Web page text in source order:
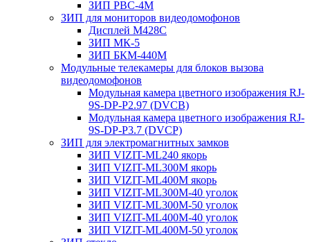
ЗИП РВС-4M
ЗИП для мониторов видеодомофонов
Дисплей M428C
ЗИП МК-5
ЗИП БКМ-440M
Модульные телекамеры для блоков вызова
видеодомофонов
Модульная камера цветного изображения RJ-
9S-DP-P2.97 (DVCB)
Модульная камера цветного изображения RJ-
9S-DP-P3.7 (DVCP)
ЗИП для электромагнитных замков
ЗИП VIZIT-ML240 якорь
ЗИП VIZIT-ML300M якорь
ЗИП VIZIT-ML400M якорь
ЗИП VIZIT-ML300M-40 уголок
ЗИП VIZIT-ML300M-50 уголок
ЗИП VIZIT-ML400M-40 уголок
ЗИП VIZIT-ML400M-50 уголок